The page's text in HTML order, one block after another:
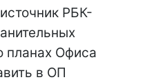
РБК-
планах Офиса
в ОП